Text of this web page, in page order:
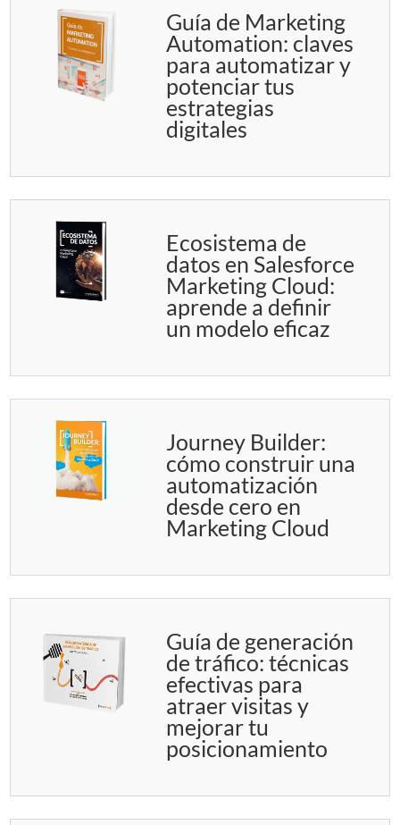
Guía de Marketing
Automation: claves
para automatizar y
potenciar tus
estrategias
digitales
Ecosistema de
datos en Salesforce
Marketing Cloud:
aprende a definir
un modelo eficaz
Journey Builder:
cómo construir una
automatización
desde cero en
Marketing Cloud
Guía de generación
de tráfico: técnicas
efectivas para
atraer visitas y
mejorar tu
posicionamiento